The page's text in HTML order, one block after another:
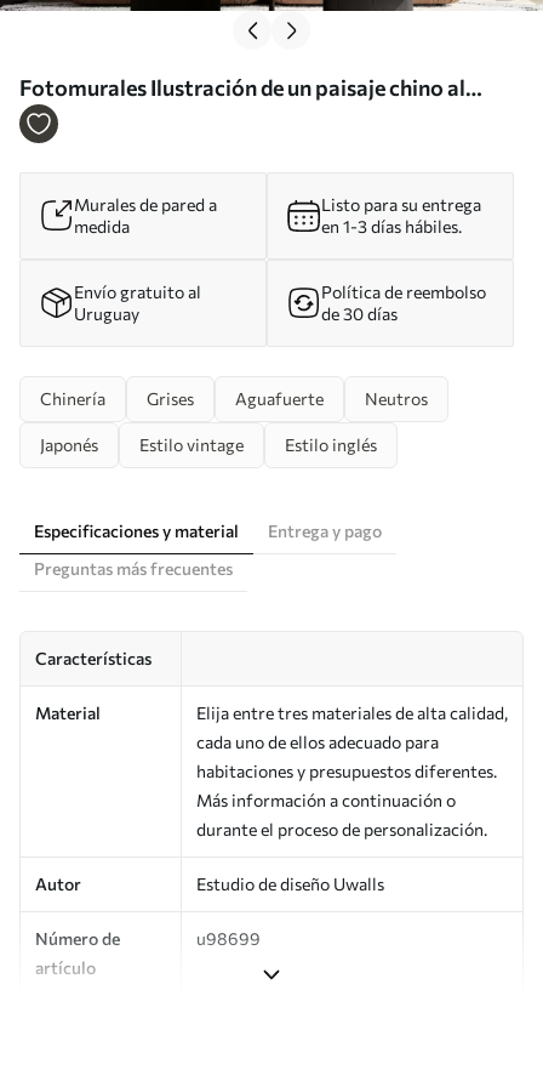
Fotomurales Ilustración de un paisaje chino al
estilo de la pintura china antigua Nr. u98699
Murales de pared a
medida
Listo para su entrega
en 1-3 días hábiles.
Envío gratuito al
Uruguay
Política de reembolso
de 30 días
Chinería Grises Aguafuerte Neutros
Japonés Estilo vintage Estilo inglés
Especificaciones y material
Entrega y pago
Preguntas más frecuentes
Características
Material
Elija entre tres materiales de alta calidad,
cada uno de ellos adecuado para
habitaciones y presupuestos diferentes.
Más información a continuación o
durante el proceso de personalización.
Autor Estudio de diseño Uwalls
Número de
artículo
u98699